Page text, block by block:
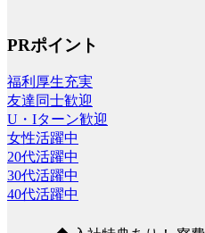
PRポイント
福利厚生充実
友達同士歓迎
U・Iターン歓迎
女性活躍中
20代活躍中
30代活躍中
40代活躍中